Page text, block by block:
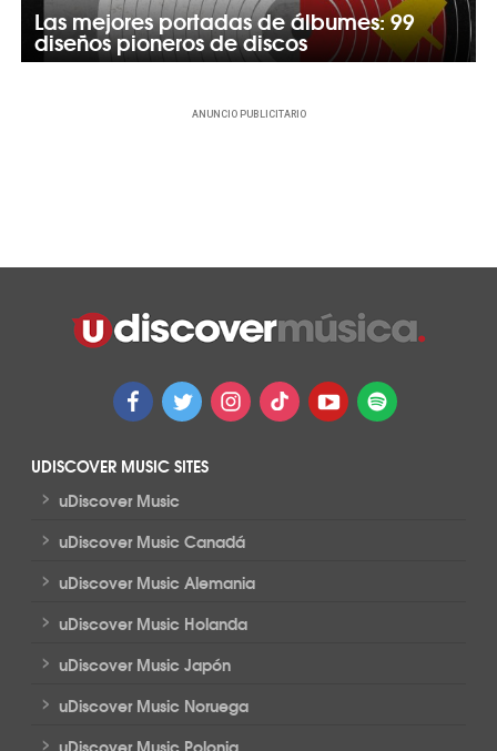
Las mejores portadas de álbumes: 99
diseños pioneros de discos
ANUNCIO PUBLICITARIO
UDISCOVER MUSIC SITES
> uDiscover Music
> uDiscover Music Canadá
> uDiscover Music Alemania
> uDiscover Music Holanda
> uDiscover Music Japón
> uDiscover Music Noruega
>